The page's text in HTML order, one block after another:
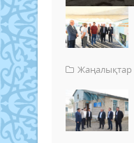
Жаңалықтар